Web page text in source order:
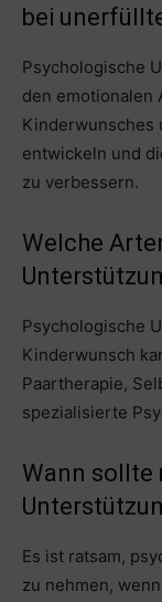
bei
Psychologische
den emotionalen
Kinderwunsches
entwickeln und
zu verbessern.
Welche
Psychologische
Kinderwunsch
Paartherapie,
spezialisierte
Wann sollte
Es ist ratsam,
zu nehmen,